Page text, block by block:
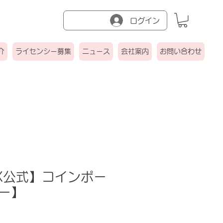
ログイン
ライセンシー募集 ニュース 会社案内 お問い合わせ
公式】コインポー
】